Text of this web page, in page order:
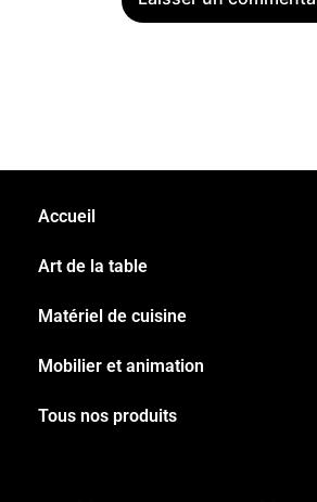
Accueil
Art de la table
Matériel de cuisine
Mobilier et animation
Tous nos produits